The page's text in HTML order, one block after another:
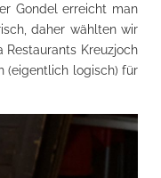
Gondel erreicht man
daher wählten wir
Kreuzjoch
(eigentlich logisch) für